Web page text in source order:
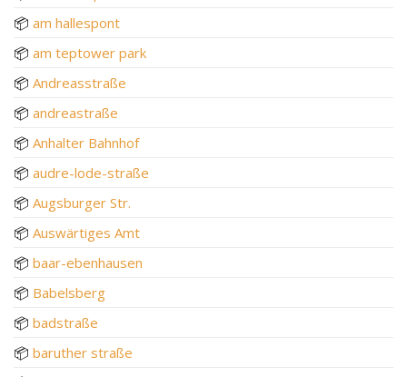
📦 am hallespont
📦 am teptower park
📦 Andreasstraße
📦 andreastraße
📦 Anhalter Bahnhof
📦 audre-lode-straße
📦 Augsburger Str.
📦 Auswärtiges Amt
📦 baar-ebenhausen
📦 Babelsberg
📦 badstraße
📦 baruther straße